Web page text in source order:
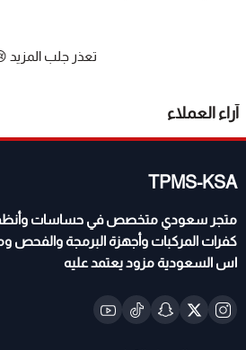
تعذر جلب المزيد
آراء العملاء
TPMS-KSA
متجر سعودي متخصص في حساسات
كفرات المركبات وأجهزة البرمجة والفحص
اس السعودية مزود يعتمد عليه